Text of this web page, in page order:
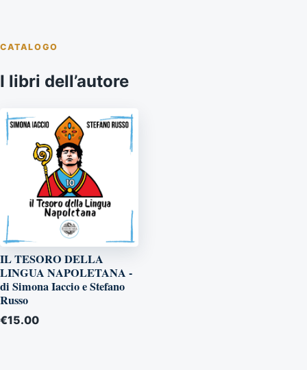
CATALOGO
I libri dell’autore
IL TESORO DELLA
LINGUA NAPOLETANA -
di Simona Iaccio e Stefano
Russo
€15.00